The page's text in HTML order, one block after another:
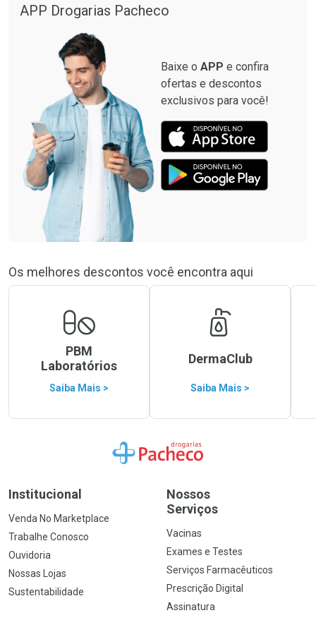
APP Drogarias Pacheco
Baixe o APP e confira
ofertas e descontos
exclusivos para você!
Os melhores descontos você encontra aqui
PBM
Laboratórios
Saiba Mais >
DermaClub
Saiba Mais >
Ir para a Home
Institucional
Venda No Marketplace
Trabalhe Conosco
Ouvidoria
Nossas Lojas
Sustentabilidade
Nossos
Serviços
Vacinas
Exames e Testes
Serviços Farmacêuticos
Prescrição Digital
Assinatura